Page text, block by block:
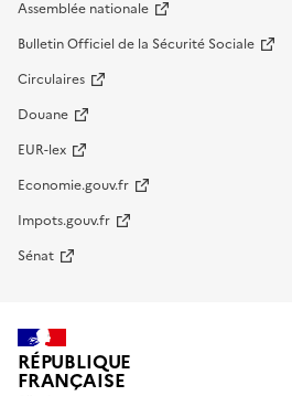
Assemblée nationale
Bulletin Officiel de la Sécurité Sociale
Circulaires
Douane
EUR-lex
Economie.gouv.fr
Impots.gouv.fr
Sénat
RÉPUBLIQUE
FRANÇAISE